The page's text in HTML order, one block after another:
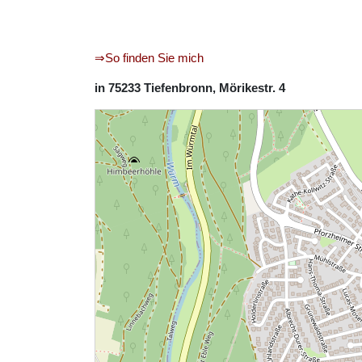
⇒So finden Sie mich
in 75233 Tiefenbronn, Mörikestr. 4